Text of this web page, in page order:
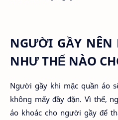
NGƯỜI GẦY NÊN
NHƯ THẾ NÀO
Người gầy khi mặc quần áo
không mấy đầy đặn. Vì thế,
áo khoác cho người gầy để